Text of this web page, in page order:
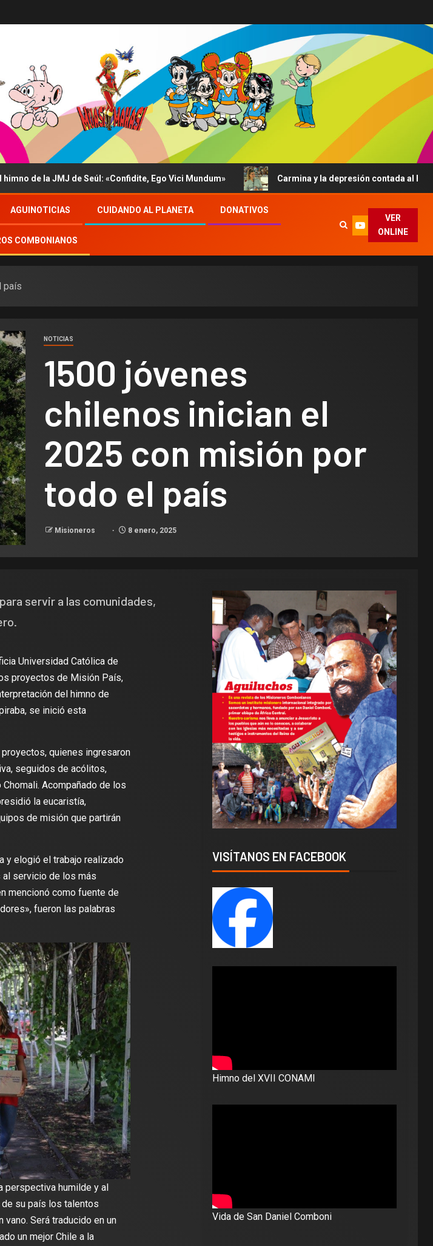
de Seúl: «Confidite, Ego Vici Mundum» Carmina y la depresión contada al Papa: su abrazo,
AGUINOTICIAS CUIDANDO AL PLANETA DONATIVOS
COMBONIANOS
VER
ONLINE
país
NOTICIAS
1500 jóvenes
chilenos inician el
2025 con misión por
todo el país
Misioneros 8 enero, 2025
servir a las comunidades,
Universidad Católica de
proyectos de Misión País,
del himno de
se inició esta
quienes ingresaron
seguidos de acólitos,
Acompañado de los
la eucaristía,
de misión que partirán
y elogió el trabajo realizado
al servicio de los más
mencionó como fuente de
fueron las palabras
perspectiva humilde y al
su país los talentos
Será traducido en un
un mejor Chile a la
VISÍTANOS EN FACEBOOK
Himno del XVII CONAMI
Vida de San Daniel Comboni